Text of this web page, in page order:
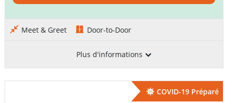
Meet & Greet Door-to-Door
Plus d'informations
COVID-19 Préparé